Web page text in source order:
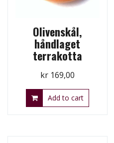
Olivenskål,
håndlaget
terrakotta
kr169,00
Add to cart